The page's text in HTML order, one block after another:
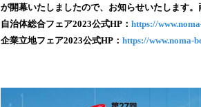
が開幕いたしましたので、お知らせいたします
自治体総合フェア2023公式HP： https://
企業立地フェア2023公式HP： https://www.noma-